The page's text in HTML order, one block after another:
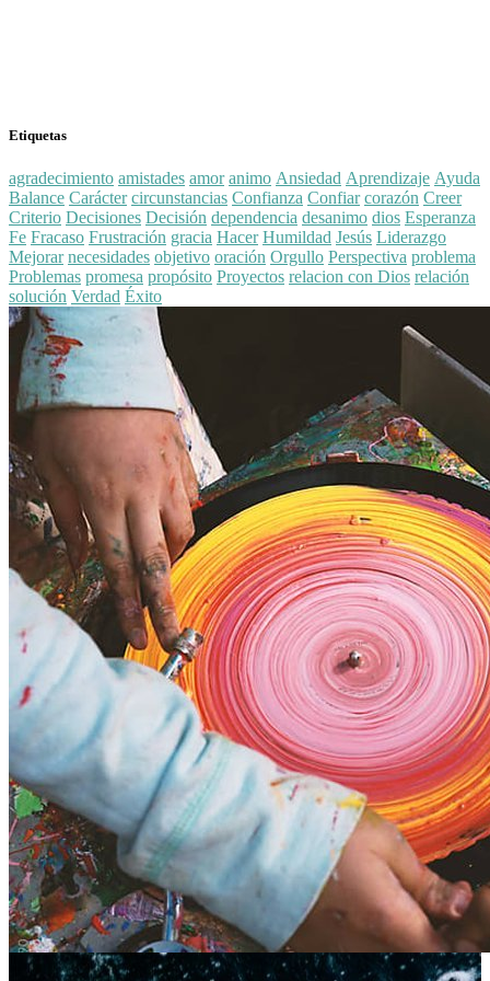
Etiquetas
agradecimiento amistades amor animo Ansiedad Aprendizaje Ayuda
Balance Carácter circunstancias Confianza Confiar corazón Creer
Criterio Decisiones Decisión dependencia desanimo dios Esperanza
Fe Fracaso Frustración gracia Hacer Humildad Jesús Liderazgo
Mejorar necesidades objetivo oración Orgullo Perspectiva problema
Problemas promesa propósito Proyectos relacion con Dios relación
solución Verdad Éxito